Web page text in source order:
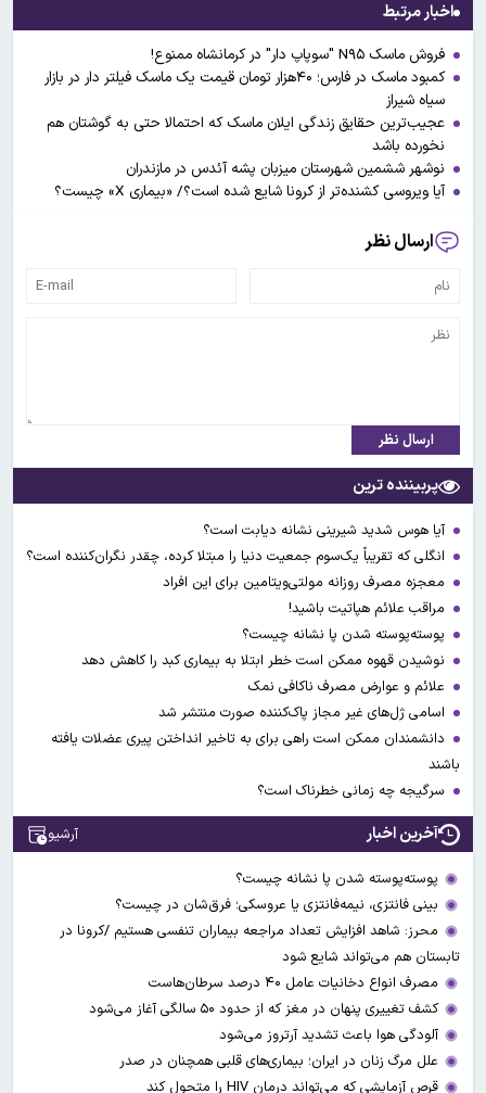
اخبار مرتبط
فروش ماسک N۹۵ "سوپاپ دار" در کرمانشاه ممنوع!
کمبود ماسک در فارس؛ ۴۰هزار تومان قیمت یک ماسک فیلتر دار در بازار
سیاه شیراز
عجیب‌ترین حقایق زندگی ایلان ماسک که احتمالا حتی به گوشتان هم
نخورده باشد
نوشهر ششمین شهرستان میزبان پشه آئدس در مازندران
آیا ویروسی کشنده‌تر از کرونا شایع شده است؟/ «بیماری X» چیست؟
ارسال نظر
ارسال نظر
پربیننده ترین
آیا هوس شدید شیرینی نشانه دیابت است؟
انگلی که تقریباً یک‌سوم جمعیت دنیا را مبتلا کرده، چقدر نگران‌کننده است؟
معجزه مصرف روزانه مولتی‌ویتامین برای این افراد
مراقب علائم هپاتیت باشید!
پوسته‌پوسته شدن پا نشانه چیست؟
نوشیدن قهوه ممکن است خطر ابتلا به بیماری کبد را کاهش دهد
علائم و عوارض مصرف ناکافی نمک
اسامی ژل‌های غیر مجاز پاک‌کننده صورت منتشر شد
دانشمندان ممکن است راهی برای به تاخیر انداختن پیری عضلات یافته
باشند
سرگیجه چه زمانی خطرناک است؟
آخرین اخبار آرشیو
پوسته‌پوسته شدن پا نشانه چیست؟
بینی فانتزی، نیمه‌فانتزی یا عروسکی؛ فرق‌شان در چیست؟
محرز: شاهد افزایش تعداد مراجعه بیماران تنفسی هستیم /کرونا در
تابستان هم می‌تواند شایع شود
مصرف انواع دخانیات عامل ۴۰ درصد سرطان‌هاست
کشف تغییری پنهان در مغز که از حدود ۵۰ سالگی آغاز می‌شود
آلودگی هوا باعث تشدید آرتروز می‌شود
علل مرگ زنان در ایران؛ بیماری‌های قلبی همچنان در صدر
قرص آزمایشی که می‌تواند درمان HIV را متحول کند